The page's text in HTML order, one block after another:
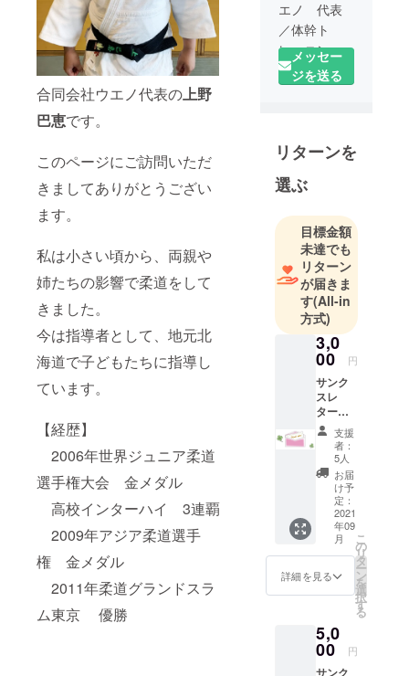
合同会社ウエノ代表の上野
巴恵です。
このページにご訪問いただ
きましてありがとうござい
ます。
私は小さい頃から、両親や
姉たちの影響で柔道をして
きました。
今は指導者として、地元北
海道で子どもたちに指導し
ています。
【経歴】
2006年世界ジュニア柔道
選手権大会 金メダル
高校インターハイ 3連覇
2009年アジア柔道選手
権 金メダル
2011年柔道グランドスラ
ム東京 優勝
エノ 代表
／体幹ト
レーニング
イントラク
ター
クターの経
し、地域の
に柔道を教
えていま
す。
メッセー
ジを送る
リターンを
選ぶ
目標金額
未達でも
リターン
が届きま
す(All-in
方式)
3,0
00 円
サンク
スレ
ター
（感謝
の手紙
をお送
りしま
す）
支援
者：
5人
お届
け予
定：
2021
年09
月
詳細を見る
こ
の
リ
タ
ー
ン
を
選
択
す
る
5,0
00 円
サンク